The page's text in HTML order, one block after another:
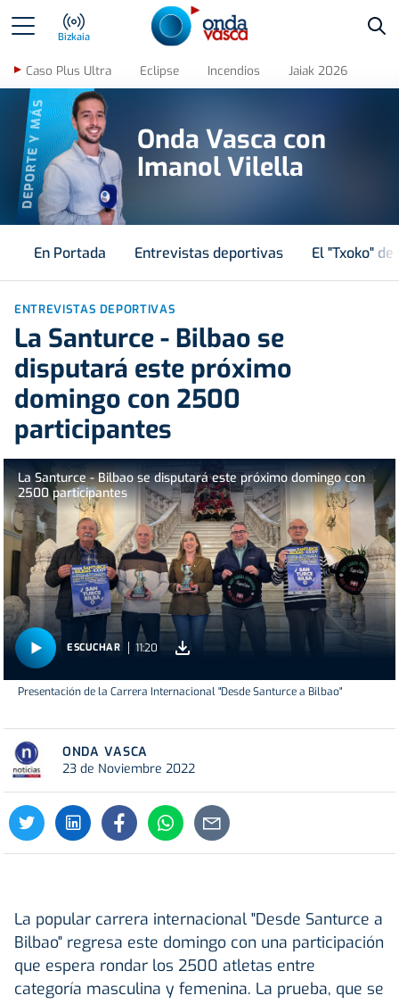
Bizkaia
Caso Plus Ultra Eclipse Incendios Jaiak 2026
DEPORTE Y MÁS
Onda Vasca con
Imanol Vilella
En Portada Entrevistas deportivas El "Txoko"
ENTREVISTAS DEPORTIVAS
La Santurce - Bilbao se
disputará este próximo
domingo con 2500
participantes
La Santurce - Bilbao se disputará este próximo domingo con
2500 participantes
ESCUCHAR 11:20
Presentación de la Carrera Internacional "Desde Santurce a Bilbao"
ONDA VASCA
23 de Noviembre 2022
La popular carrera internacional "Desde Santurce a
Bilbao" regresa este domingo con una participación
que espera rondar los 2500 atletas entre
categoría masculina y femenina. La prueba, que se